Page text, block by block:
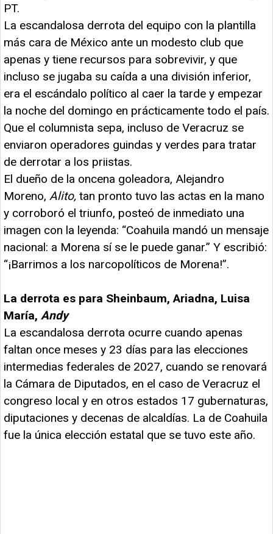
PT.
La escandalosa derrota del equipo con la plantilla
más cara de México ante un modesto club que
apenas y tiene recursos para sobrevivir, y que
incluso se jugaba su caída a una división inferior,
era el escándalo político al caer la tarde y empezar
la noche del domingo en prácticamente todo el país.
Que el columnista sepa, incluso de Veracruz se
enviaron operadores guindas y verdes para tratar
de derrotar a los priistas.
El dueño de la oncena goleadora, Alejandro
Moreno, Alito, tan pronto tuvo las actas en la mano
y corroboró el triunfo, posteó de inmediato una
imagen con la leyenda: “Coahuila mandó un mensaje
nacional: a Morena sí se le puede ganar.” Y escribió:
“¡Barrimos a los narcopolíticos de Morena!”.
La derrota es para Sheinbaum, Ariadna, Luisa
María, Andy
La escandalosa derrota ocurre cuando apenas
faltan once meses y 23 días para las elecciones
intermedias federales de 2027, cuando se renovará
la Cámara de Diputados, en el caso de Veracruz el
congreso local y en otros estados 17 gubernaturas,
diputaciones y decenas de alcaldías. La de Coahuila
fue la única elección estatal que se tuvo este año.